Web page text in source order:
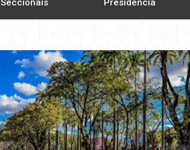
Seccionais Presidência